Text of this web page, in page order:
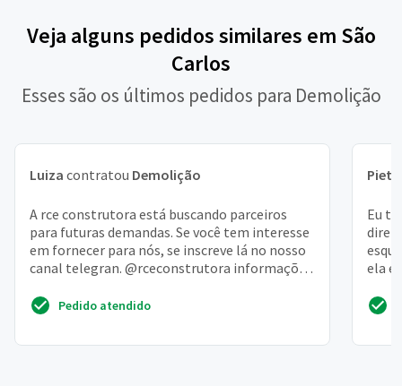
Veja alguns pedidos similares em São
Carlos
Esses são os últimos pedidos para Demolição
Luiza contratou Demolição
A rce construtora está buscando parceiros
para futuras demandas. Se você tem interesse
em fornecer para nós, se inscreve lá no nosso
canal telegran. @rceconstrutora informações
Pedido atendido
Eu
ela é